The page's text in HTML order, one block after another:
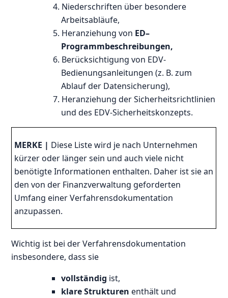
4. Niederschriften über besondere
Arbeitsabläufe,
5. Heranziehung von ED–
Programmbeschreibungen,
6. Berücksichtigung von EDV-
Bedienungsanleitungen (z. B. zum
Ablauf der Datensicherung),
7. Heranziehung der Sicherheitsrichtlinien
und des EDV-Sicherheitskonzepts.
MERKE | Diese Liste wird je nach Unternehmen
kürzer oder länger sein und auch viele nicht
benötigte Informationen enthalten. Daher ist sie an
den von der Finanzverwaltung geforderten
Umfang einer Verfahrensdokumentation
anzupassen.
Wichtig ist bei der Verfahrensdokumentation
insbesondere, dass sie
vollständig ist,
klare Strukturen enthält und